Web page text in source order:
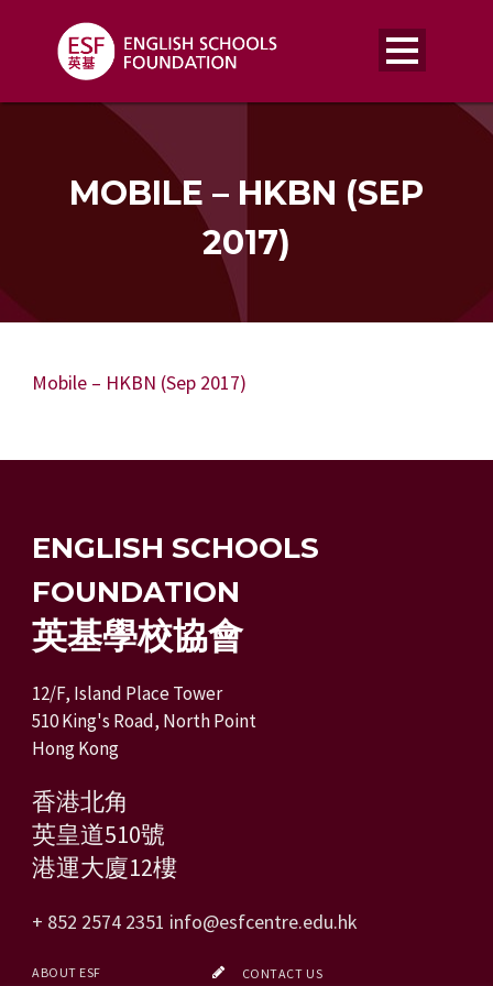
MOBILE – HKBN (SEP
2017)
Mobile – HKBN (Sep 2017)
ENGLISH SCHOOLS
FOUNDATION
英基學校協會
12/F, Island Place Tower
510 King's Road, North Point
Hong Kong
香港北角
英皇道510號
港運大廈12樓
+ 852 2574 2351 info@esfcentre.edu.hk
ABOUT ESF CONTACT US